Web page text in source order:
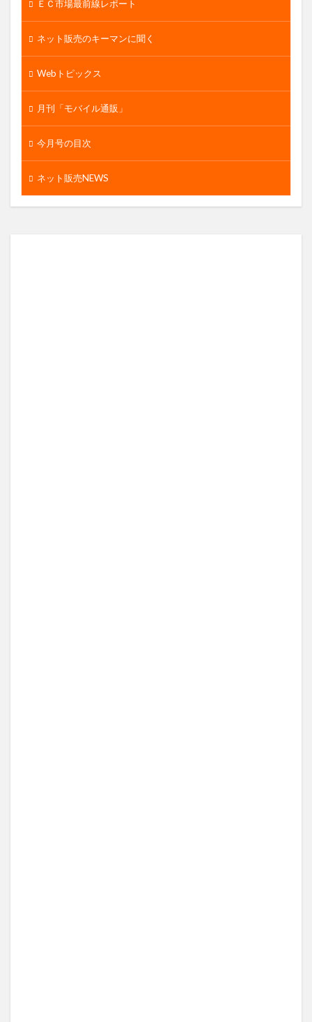
ＥＣ市場最前線レポート
ネット販売のキーマンに聞く
Webトピックス
月刊「モバイル通販」
今月号の目次
ネット販売NEWS